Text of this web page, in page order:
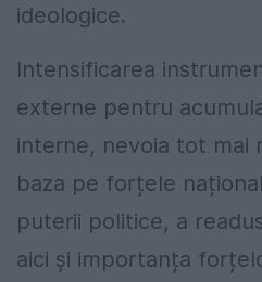
ideologice.
Intensificarea
externe pentru
interne, nevoia tot mai
baza pe forțele
puterii politice, a
aici și importanța